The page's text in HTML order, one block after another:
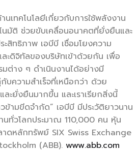
นเทคโนโลยีเกี่ยวกับการใช้พลังงาน
นมัติ ช่วยขับเคลื่อนอนาคตที่ยั่งยืนและ
สิทธิภาพ เอบีบี เชื่อมโยงความ
ะดิจิทัลของบริษัทเข้าด้วยกัน เพื่อ
มต่าง ๆ ดำเนินงานได้อย่างมี
ความสำเร็จที่เหนือกว่า ด้วย
ะยั่งยืนมากขึ้น และเราเรียกสิ่งนี้
ข้ามขีดจำกัด” เอบีบี มีประวัติยาวนาน
ทั่วโลกประมาณ 110,000 คน หุ้น
าดหลักทรัพย์ SIX Swiss Exchange
(ABB). www.abb.com